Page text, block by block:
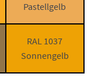
Pastellgelb
RAL 1037
Sonnengelb